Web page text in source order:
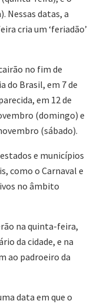
Nessas datas, a
cria um ‘feriadão’
no fim de
do Brasil, em 7 de
em 12 de
(domingo) e
(sábado).
e municípios
como o Carnaval e
no âmbito
na quinta-feira,
da cidade, e na
ao padroeiro da
data em que o